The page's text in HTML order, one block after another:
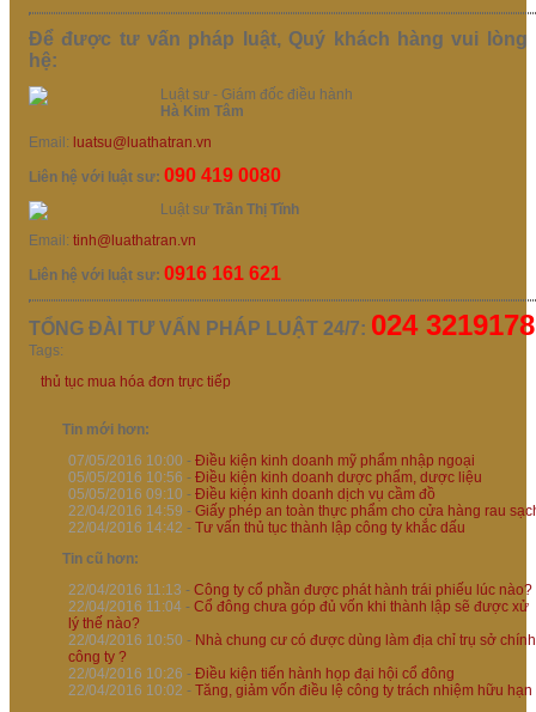
Để được tư vấn pháp luật, Quý khách hàng vui lòng
hệ:
Luật sư - Giám đốc điều hành
Hà Kim Tâm
Email: luatsu@luathatran.vn
Liên hệ với luật sư: 090 419 0080
Luật sư Trần Thị Tĩnh
Email: tinh@luathatran.vn
Liên hệ với luật sư: 0916 161 621
TỔNG ĐÀI TƯ VẤN PHÁP LUẬT 24/7: 024
Tags:
thủ tục mua hóa đơn trực tiếp
Tin mới hơn:
07/05/2016 10:00 - Điều kiện kinh doanh mỹ phẩm nhập ngoại
05/05/2016 10:56 - Điều kiện kinh doanh dược phẩm, dược liệu
05/05/2016 09:10 - Điều kiện kinh doanh dịch vụ cầm đồ
22/04/2016 14:59 - Giấy phép an toàn thực phẩm cho cửa hàng rau
22/04/2016 14:42 - Tư vấn thủ tục thành lập công ty khắc dấu
Tin cũ hơn:
22/04/2016 11:13 - Công ty cổ phần được phát hành trái phiếu lúc nào?
22/04/2016 11:04- Cổ đông chưa góp đủ vốn khi thành lập sẽ được xử
lý thế nào?
22/04/2016 10:50 - Nhà chung cư có được dùng làm địa chỉ trụ sở chính
công ty ?
22/04/2016 10:26 - Điều kiện tiến hành họp đại hội cổ đông
22/04/2016 10:02 - Tăng, giảm vốn điều lệ công ty trách nhiệm hữu hạn